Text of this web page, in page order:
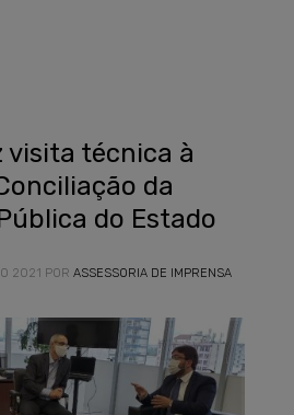
visita técnica à
da
do Estado
2021 POR ASSESSORIA DE IMPRENSA